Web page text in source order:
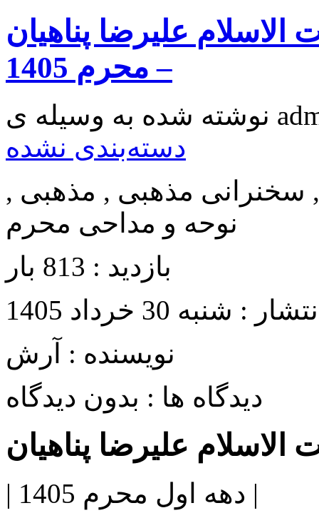
Win/Mac/Linux
+
Farsi
Portable
فایرفاکس
علیرضا پناهیان
– محرم 1405
دسته‌بندی نشده
, سخنرانی مذهبی , مذهبی ,
نوحه و مداحی محرم
بازدید : 813 بار
: شنبه 30 خرداد 1405
نویسنده : آرش
دیدگاه ها : بدون دیدگاه
علیرضا پناهیان
| دهه اول محرم 1405 |